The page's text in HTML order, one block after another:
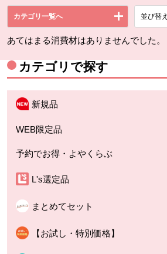
カテゴリ一覧へ 並び替え
あてはまる消費材はありませんでした。
カテゴリで探す
新規品
WEB限定品
予約でお得・よやくらぶ
L's選定品
まとめてセット
【お試し・特別価格】